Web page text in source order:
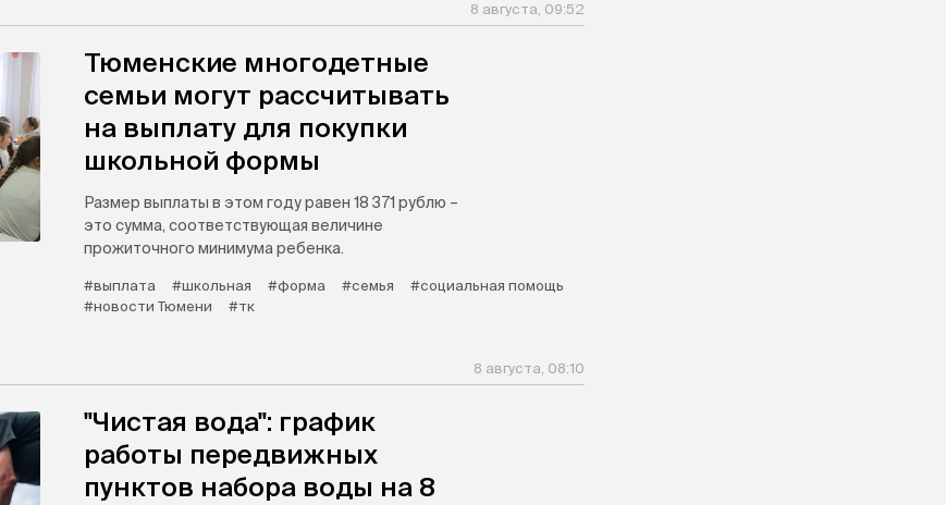
8 августа, 09:52
Тюменские многодетные
семьи могут рассчитывать
на выплату для покупки
школьной формы
Размер выплаты в этом году равен 18 371 рублю –
это сумма, соответствующая величине
прожиточного минимума ребенка.
#выплата #школьная #форма #семья
#социальная помощь
#новости Тюмени
#тк
8 августа, 08:10
"Чистая вода": график
работы передвижных
пунктов набора воды на 8